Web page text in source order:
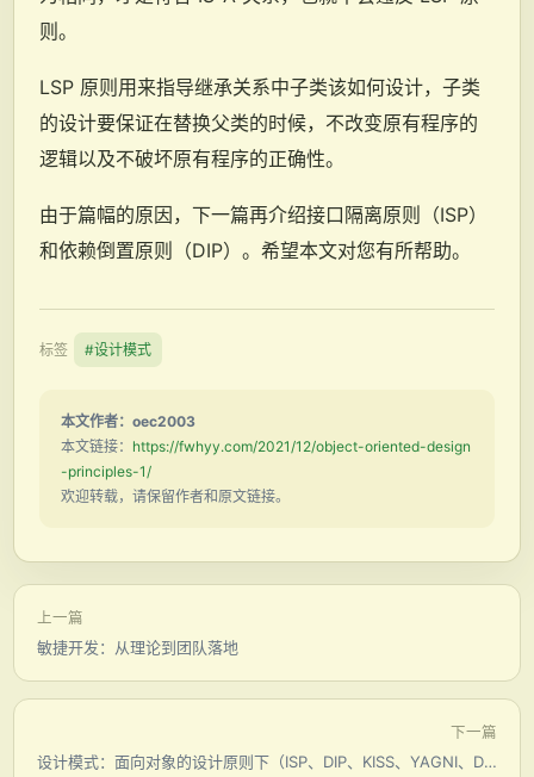
则。
LSP 原则用来指导继承关系中子类该如何设计，子类
的设计要保证在替换父类的时候，不改变原有程序的
逻辑以及不破坏原有程序的正确性。
由于篇幅的原因，下一篇再介绍接口隔离原则（ISP）
和依赖倒置原则（DIP）。希望本文对您有所帮助。
标签 #设计模式
本文作者：oec2003
本文链接： https://fwhyy.com/2021/12/object-oriented-design
-principles-1/
欢迎转载，请保留作者和原文链接。
上一篇
敏捷开发：从理论到团队落地
下一篇
设计模式：面向对象的设计原则下（ISP、DIP、KISS、YAGNI、DRY、LOD）